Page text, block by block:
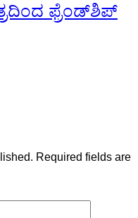
ಫ್ರೆಂಡ್‍ಶಿಪ್
Required fields are